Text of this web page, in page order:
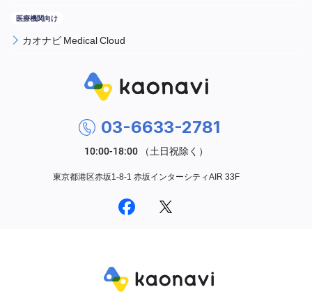
カオナビ Medical Cloud
03-6633-2781
東京都港区赤坂1-8-1 赤坂インターシティAIR 33F